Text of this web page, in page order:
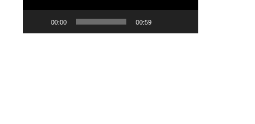
00:00 00:59